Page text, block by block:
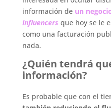
información de un
Influencers que hoy se le
como una facturación
nada.
¿Quién tendrá
información?
Es probable que con el